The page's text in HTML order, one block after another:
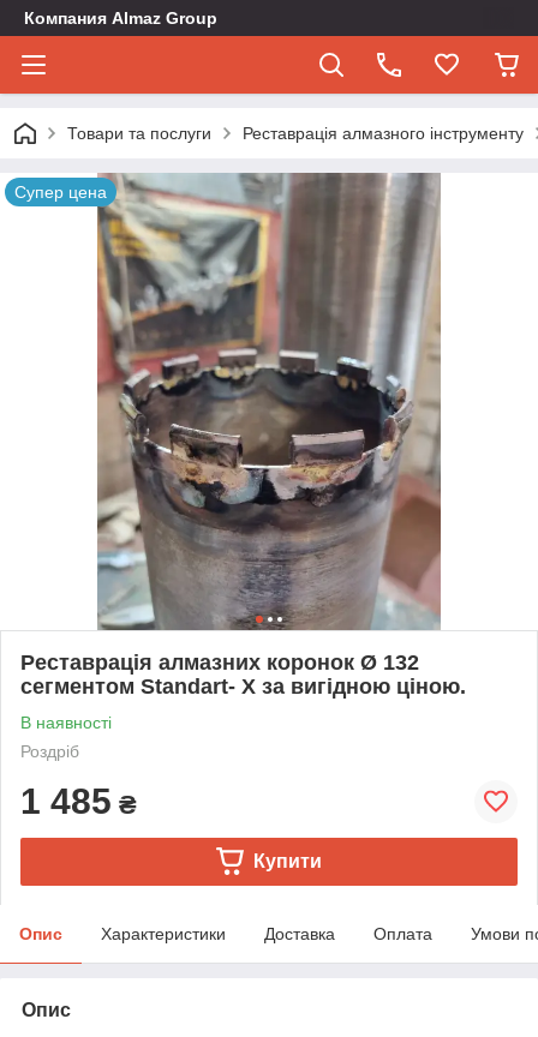
Компания Almaz Group
Товари та послуги Реставрація алмазного інструменту
Супер цена
Реставрація алмазних коронок Ø 132
сегментом Standart- Х за вигідною ціною.
В наявності
Роздріб
1 485 ₴
Купити
Опис Характеристики Доставка Оплата Умови
Опис